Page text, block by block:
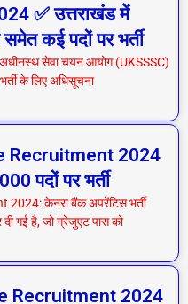
✅ उत्तराखंड में
कई पदों पर भर्ती
सेवा चयन आयोग (UKSSSC)
के लिए अधिसूचना
Recruitment 2024
पदों पर भर्ती
केनरा बैंक अपरेंटिस भर्ती
गई है, जो ग्रेजुएट पास को
Recruitment 2024